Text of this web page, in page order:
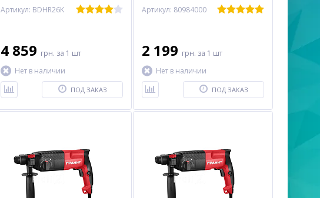
Артикул: BDHR26K
4 859 грн. за 1 шт
Нет в наличии
ПОД ЗАКАЗ
Артикул: 80984000
2 199 грн. за 1 шт
Нет в наличии
ПОД ЗАКАЗ